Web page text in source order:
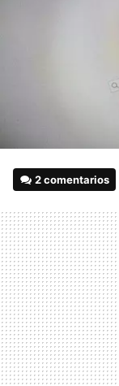
2 comentarios